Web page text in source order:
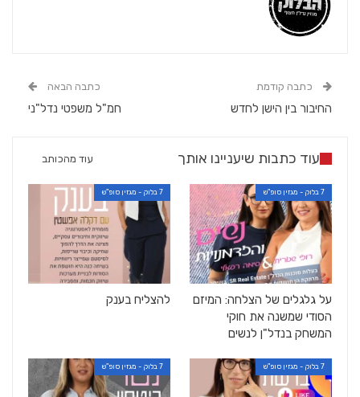
כתבה קודמת
החיבור בין הישן לחדש
כתבה הבאה
חמ"ל משפטי נדל"ני
עוד כתבות שיעניינו אותך עוד מהכותב
7 בלוק - מגזין סופ"ש
על גלגלים של הצלחה: המיזם
הסודי שמשנה את חוקי
המשחק בנדל"ן לנשים
7 בלוק - מגזין סופ"ש
להצליח בענק
7 בלוק - מגזין סופ"ש 7 בלוק - מגזין סופ"ש